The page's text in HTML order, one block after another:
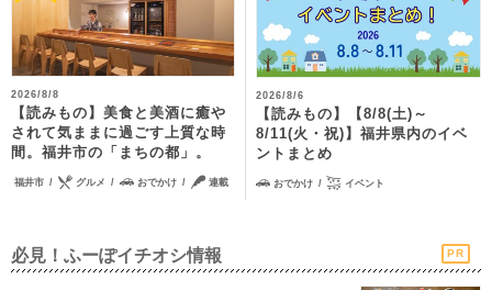
2026/8/8
【読みもの】美食と美酒に癒や
されて気ままに過ごす上質な時
間。福井市の「まちの都」。
福井市 グルメ おでかけ 連載
2026/8/6
【読みもの】【8/8(土)～
8/11(火・祝)】福井県内のイベ
ントまとめ
おでかけ イベント
必見！ふーぽイチオシ情報 PR